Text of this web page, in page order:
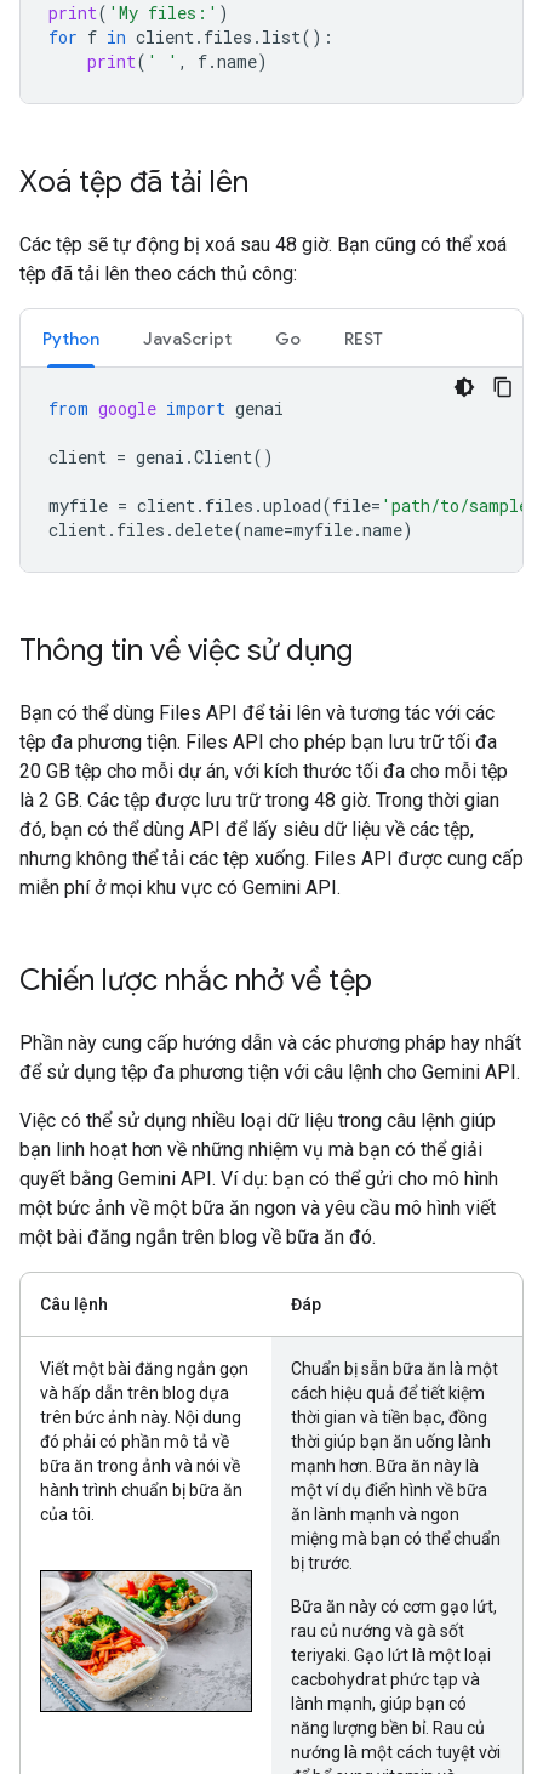
print( 'My files:' )
for f in client. files . list():
print( ' ' , f.name)
Xoá tệp đã tải lên
Các tệp sẽ tự động bị xoá sau 48 giờ. Bạn cũng có thể xoá
tệp đã tải lên theo cách thủ công:
Python JavaScript Go REST
from google import genai
client = genai .Client()
myfile = client. files .upload(file= 'path/to/
client. files .delete(name=myfile.name)
Thông tin về việc sử dụng
Bạn có thể dùng Files API để tải lên và tương tác với các
tệp đa phương tiện. Files API cho phép bạn lưu trữ tối đa
20 GB tệp cho mỗi dự án, với kích thước tối đa cho mỗi tệp
là 2 GB. Các tệp được lưu trữ trong 48 giờ. Trong thời gian
đó, bạn có thể dùng API để lấy siêu dữ liệu về các tệp,
nhưng không thể tải các tệp xuống. Files API được cung cấp
miễn phí ở mọi khu vực có Gemini API.
Chiến lược nhắc nhở về tệp
Phần này cung cấp hướng dẫn và các phương pháp hay nhất
để sử dụng tệp đa phương tiện với câu lệnh cho Gemini API.
Việc có thể sử dụng nhiều loại dữ liệu trong câu lệnh giúp
bạn linh hoạt hơn về những nhiệm vụ mà bạn có thể giải
quyết bằng Gemini API. Ví dụ: bạn có thể gửi cho mô hình
một bức ảnh về một bữa ăn ngon và yêu cầu mô hình viết
một bài đăng ngắn trên blog về bữa ăn đó.
Câu lệnh Đáp
Viết một bài đăng ngắn gọn
và hấp dẫn trên blog dựa
trên bức ảnh này. Nội dung
đó phải có phần mô tả về
bữa ăn trong ảnh và nói về
hành trình chuẩn bị bữa ăn
của tôi.
Chuẩn bị sẵn bữa ăn là một
cách hiệu quả để tiết kiệm
thời gian và tiền bạc, đồng
thời giúp bạn ăn uống lành
mạnh hơn. Bữa ăn này là
một ví dụ điển hình về bữa
ăn lành mạnh và ngon
miệng mà bạn có thể chuẩn
bị trước.
Bữa ăn này có cơm gạo lứt,
rau củ nướng và gà sốt
teriyaki. Gạo lứt là một loại
cacbohydrat phức tạp và
lành mạnh, giúp bạn có
năng lượng bền bỉ. Rau củ
nướng là một cách tuyệt vời